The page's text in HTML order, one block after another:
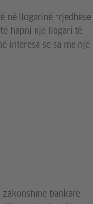
në llogarinë rrjedhëse
hapni një llogari të
interesa se sa me një
bankare